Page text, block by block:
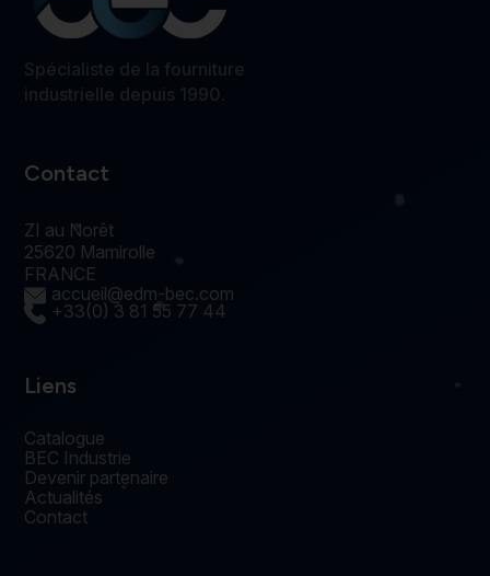
Spécialiste de la fourniture
industrielle depuis 1990.
Contact
ZI au Norêt
25620 Mamirolle
FRANCE
accueil@edm-bec.com
+33(0) 3 81 55 77 44
Liens
Catalogue
BEC Industrie
Devenir partenaire
Actualités
Contact